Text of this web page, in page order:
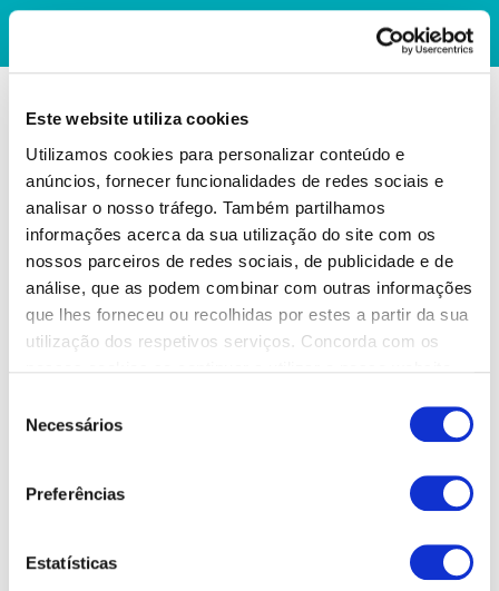
Este website utiliza cookies
Utilizamos cookies para personalizar conteúdo e
anúncios, fornecer funcionalidades de redes sociais e
analisar o nosso tráfego. Também partilhamos
informações acerca da sua utilização do site com os
nossos parceiros de redes sociais, de publicidade e de
análise, que as podem combinar com outras informações
que lhes forneceu ou recolhidas por estes a partir da sua
utilização dos respetivos serviços. Concorda com os
Necessários
Preferências
Estatísticas